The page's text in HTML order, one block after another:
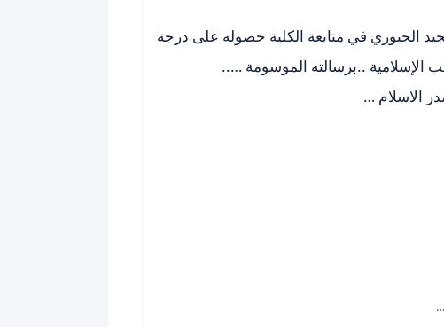
الجبوري في متابعة الكلية حصوله على درجة
الإسلامية ..برسالته الموسومة …..
الاسلام …